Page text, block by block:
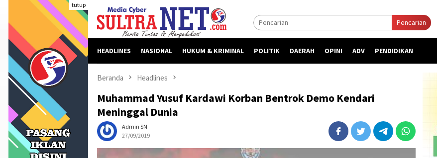
konten
tutup
Pencarian
HEADLINES NASIONAL HUKUM & KRIMINAL POLITIK DAERAH OPINI ADV PENDIDIKAN
Beranda Headlines
Muhammad Yusuf Kardawi Korban Bentrok Demo Kendari
Meninggal Dunia
Admin SN
27/09/2019